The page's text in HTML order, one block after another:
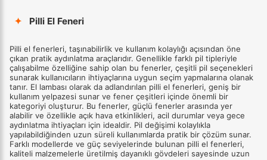
✦ Pilli El Feneri
Pilli el fenerleri, taşınabilirlik ve kullanım kolaylığı açısından öne
çıkan pratik aydınlatma araçlarıdır. Genellikle farklı pil tipleriyle
çalışabilme özelliğine sahip olan bu fenerler, çeşitli pil seçenekleri
sunarak kullanıcıların ihtiyaçlarına uygun seçim yapmalarına olanak
tanır. El lambası olarak da adlandırılan pilli el fenerleri, geniş bir
kullanım yelpazesi sunar ve fener çeşitleri içinde önemli bir
kategoriyi oluşturur. Bu fenerler, güçlü fenerler arasında yer
alabilir ve özellikle açık hava etkinlikleri, acil durumlar veya gece
aydınlatma ihtiyaçları için idealdir. Pil değişimi kolaylıkla
yapılabildiğinden uzun süreli kullanımlarda pratik bir çözüm sunar.
Farklı modellerde ve güç seviyelerinde bulunan pilli el fenerleri,
kaliteli malzemelerle üretilmiş dayanıklı gövdeleri sayesinde uzun